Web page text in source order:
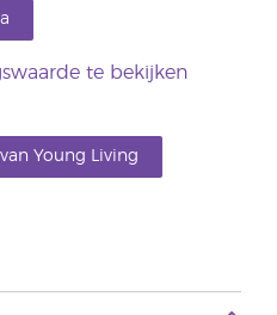
te bekijken
Young Living